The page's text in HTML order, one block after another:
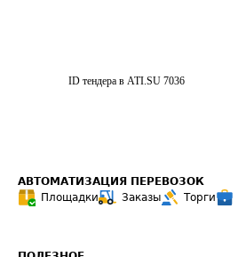
ID тендера в ATI.SU 7036
АВТОМАТИЗАЦИЯ ПЕРЕВОЗОК
Площадки
Заказы Торги